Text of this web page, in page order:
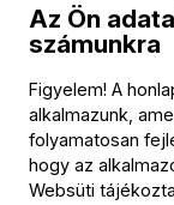
Marc Antoine
Te Deum – Prelude
Scott Joplin
The Entertainer
George Gershwin:
Love is Here to
Az Ön
számunkra
Figyelem! A
alkalmazunk,
folyamatosan
hogy az
Websüti